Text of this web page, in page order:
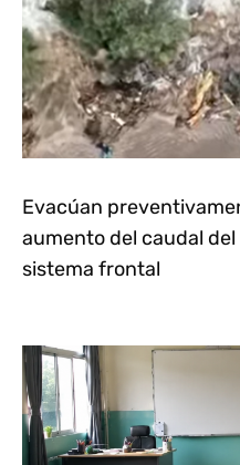
Evacúan
aumento del caudal
sistema frontal